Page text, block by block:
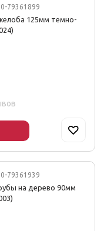
79361899
125мм темно-
79361939
на дерево 90мм